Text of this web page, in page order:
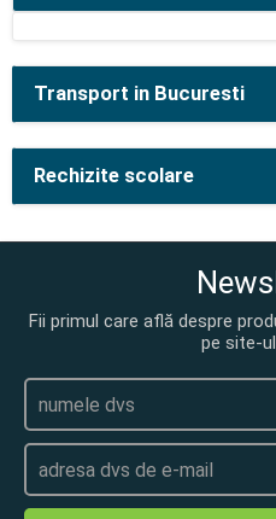
Transport in Bucuresti
Rechizite scolare
Fii primul care află despre
pe site-